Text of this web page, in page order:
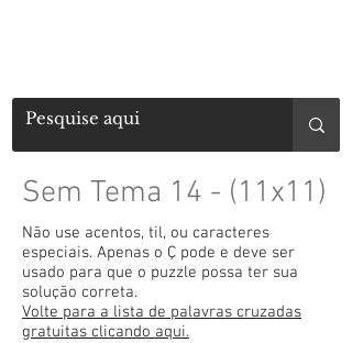
Sem Tema 14 - (11x11)
Não use acentos, til, ou caracteres
especiais. Apenas o Ç pode e deve ser
usado para que o puzzle possa ter sua
solução correta.
Volte para a lista de palavras cruzadas
gratuitas clicando aqui.